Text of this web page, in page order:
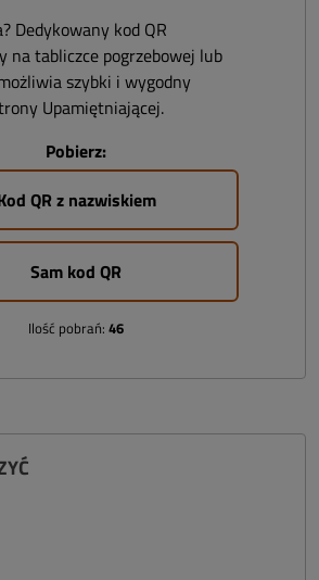
Dedykowany kod QR
na tabliczce pogrzebowej lub
szybki i wygodny
Upamiętniającej.
Pobierz:
QR z nazwiskiem
Sam kod QR
Ilość pobrań: 46